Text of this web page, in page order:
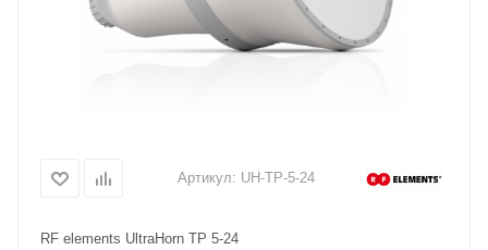
Артикул: UH-TP-5-24
RF elements UltraHorn TP 5-24